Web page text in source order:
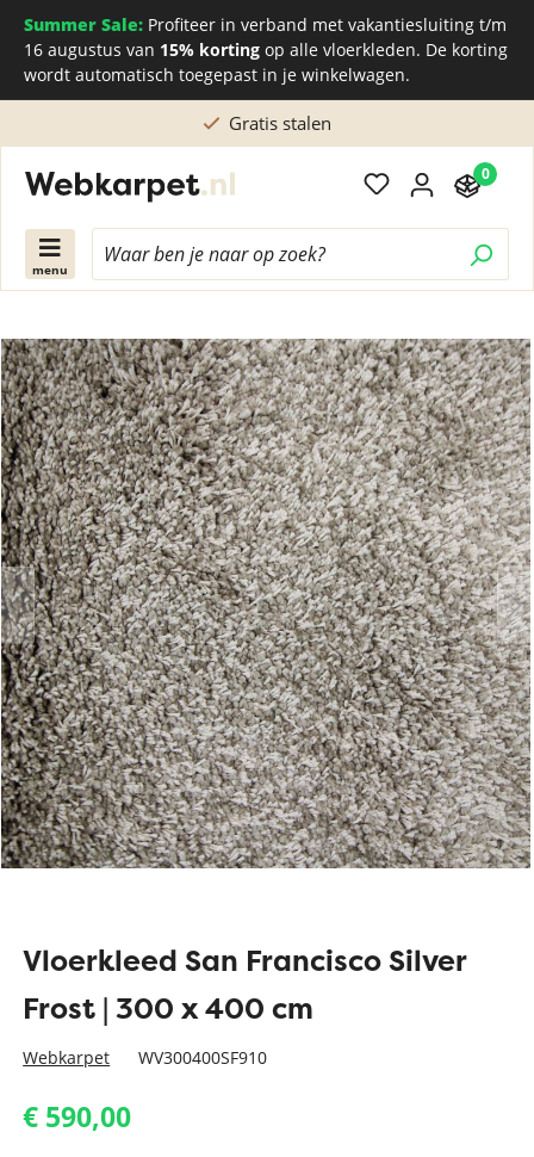
Summer Sale: Profiteer in verband met vakantiesluiting t/m
16 augustus van 15% korting op alle vloerkleden. De korting
wordt automatisch toegepast in je winkelwagen.
Rechtstreeks kopen bij de Nederlandse fabriek
menu
0
Vloerkleed San Francisco Silver
Frost | 300 x 400 cm
Webkarpet WV300400SF910
€ 590,00